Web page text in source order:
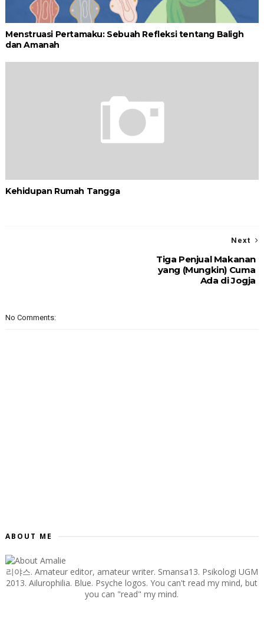
Menstruasi Pertamaku: Sebuah Refleksi tentang Baligh
dan Amanah
Kehidupan Rumah Tangga
Next
Tiga Penjual Makanan
yang (Mungkin) Cuma
Ada di Jogja
No Comments:
ABOUT ME
리야스. Amateur editor, amateur writer. Smansa13. Psikologi UGM
2013. Ailurophilia. Blue. Psyche logos. You can't read my mind, but
you can "read" my mind.